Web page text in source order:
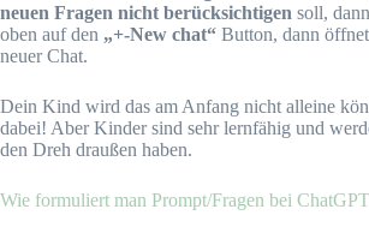
neuen Fragen nicht berücksichtigen soll,
oben auf den „+-New chat“ Button, dann
neuer Chat.
Dein Kind wird das am Anfang nicht alleine
dabei! Aber Kinder sind sehr lernfähig und
den Dreh draußen haben.
Wie formuliert man Prompt/Fragen bei